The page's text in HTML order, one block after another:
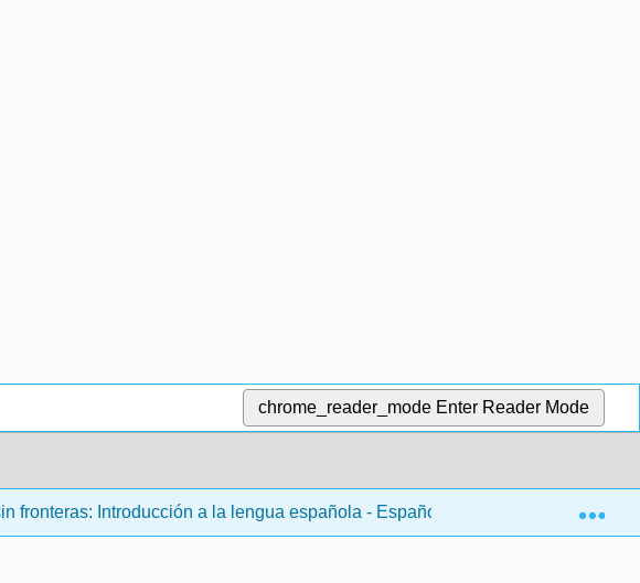
chrome_reader_mode Enter Reader Mode
fronteras: Introducción a la lengua española - Español 101 6: